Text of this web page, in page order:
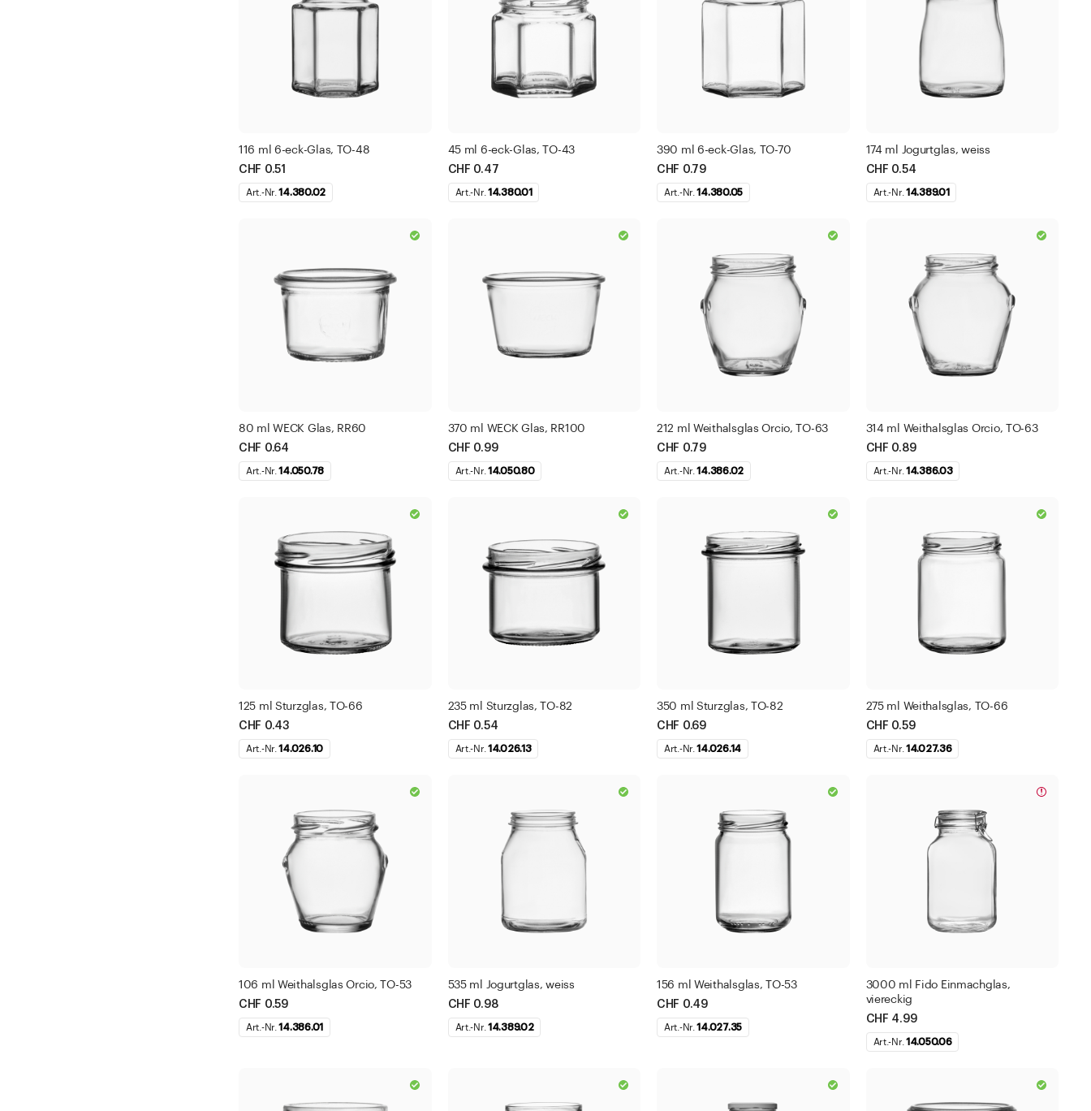
116 ml 6-eck-Glas, TO-48
CHF 0.51
Art.-Nr.14.380.02
45 ml 6-eck-Glas, TO-43
CHF 0.47
Art.-Nr. 14.380.01
390 ml 6-eck-Glas, TO-70
CHF 0.79
Art.-Nr.14.380.05
174 ml Jogurtglas, weiss
CHF 0.54
Art.-Nr. 14.389.01
80 ml WECK Glas, RR60
CHF 0.64
Art.-Nr.14.050.78
370 ml WECK Glas, RR100
CHF 0.99
Art.-Nr. 14.050.80
212 ml Weithalsglas Orcio, TO-63
CHF 0.79
Art.-Nr.14.386.02
314 ml Weithalsglas Orcio, TO-63
CHF 0.89
Art.-Nr. 14.386.03
125 ml Sturzglas, TO-66
CHF 0.43
Art.-Nr.14.026.10
235 ml Sturzglas, TO-82
CHF 0.54
Art.-Nr. 14.026.13
350 ml Sturzglas, TO-82
CHF 0.69
Art.-Nr.14.026.14
275 ml Weithalsglas, TO-66
CHF 0.59
Art.-Nr. 14.027.36
106 ml Weithalsglas Orcio, TO-53
CHF 0.59
Art.-Nr.14.386.01
535 ml Jogurtglas, weiss
CHF 0.98
Art.-Nr. 14.389.02
156 ml Weithalsglas, TO-53
CHF 0.49
Art.-Nr.14.027.35
3000 ml Fido Einmachglas,
viereckig
CHF 4.99
Art.-Nr. 14.050.06